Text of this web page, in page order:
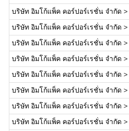
บริษัท อิมโก้แพ็ค คอร์ปอร์เรชั่น จำกัด >
บริษัท อิมโก้แพ็ค คอร์ปอร์เรชั่น จำกัด >
บริษัท อิมโก้แพ็ค คอร์ปอร์เรชั่น จำกัด >
บริษัท อิมโก้แพ็ค คอร์ปอร์เรชั่น จำกัด >
บริษัท อิมโก้แพ็ค คอร์ปอร์เรชั่น จำกัด >
บริษัท อิมโก้แพ็ค คอร์ปอร์เรชั่น จำกัด >
บริษัท อิมโก้แพ็ค คอร์ปอร์เรชั่น จำกัด >
บริษัท อิมโก้แพ็ค คอร์ปอร์เรชั่น จำกัด >